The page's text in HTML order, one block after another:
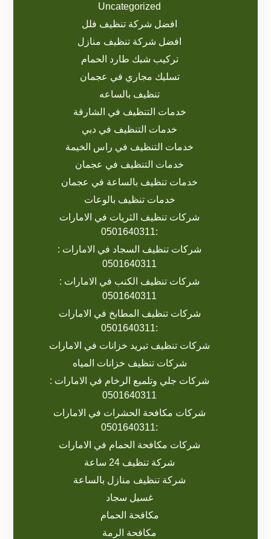
Uncategorized
افضل شركة تنظيف فلل
افضل شركة تنظيف منازل
تركيب شبك طارد الحمام
تسليك مجاري في عجمان
تنظيف بالساعه
خدمات التنظيف في الشارقة
خدمات التنظيف في دبي
خدمات التنظيف في راس الخيمة
خدمات التنظيف في عجمان
خدمات تنظيف بالساعة في عجمان
خدمات تنظيف بالوعات
شركات تنظيف الثريات في الامارات
:0501640311
شركات تنظيف السجاد في الامارات :
0501640311
شركات تنظيف الكنب في الامارات :
0501640311
شركات تنظيف المطابخ في الامارات
:0501640311
شركات تنظيف تبريد خزانات في الامارات
شركات تنظيف خزانات المياه
شركات جلي وتلميع الرخام في الامارات :
0501640311
شركات مكافحة الحشرات في الامارات
:0501640311
شركات مكافحة الحمام في الامارات
شركة تنظيف 24 ساعة
شركة تنظيف منازل بالساعة
غسيل سجاد
مكافحة الحمام
مكافحة الرمة